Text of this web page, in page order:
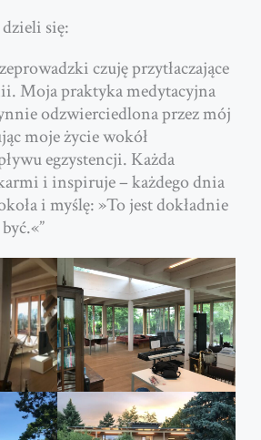
się:
czuję przytłaczające
Moja praktyka medytacyjna
odzwierciedlona przez mój
moje życie wokół
egzystencji. Każda
i inspiruje – każdego dnia
i myślę: »To jest dokładnie